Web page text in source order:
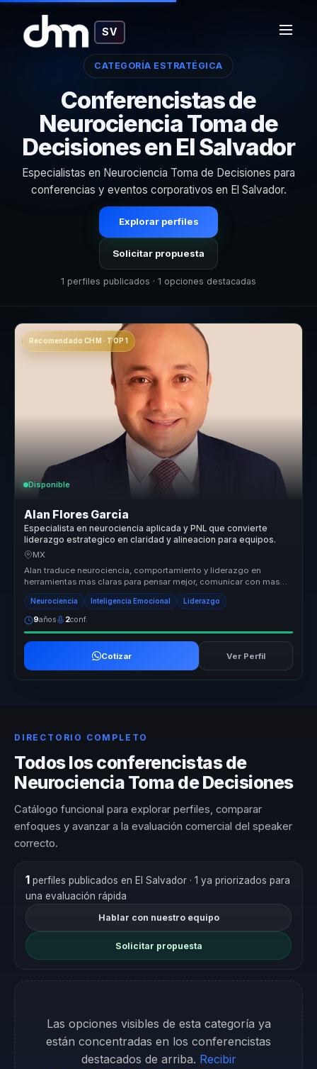
SV
CATEGORÍA ESTRATÉGICA
Conferencistas de
Neurociencia Toma de
Decisiones en El Salvador
Especialistas en Neurociencia Toma de Decisiones para
conferencias y eventos corporativos en El Salvador.
Explorar perfiles
Solicitar propuesta
1 perfiles publicados · 1 opciones destacadas
Recomendado CHM · TOP 1
Disponible
Alan Flores Garcia
Especialista en neurociencia aplicada y PNL que convierte
liderazgo estrategico en claridad y alineacion para equipos.
MX
Alan traduce neurociencia, comportamiento y liderazgo en
herramientas mas claras para pensar mejor, comunicar con mas
criterio y tomar de...
Neurociencia Inteligencia Emocional Liderazgo
9años 2conf.
Cotizar Ver Perfil
DIRECTORIO COMPLETO
Todos los conferencistas de
Neurociencia Toma de Decisiones
Catálogo funcional para explorar perfiles, comparar
enfoques y avanzar a la evaluación comercial del speaker
correcto.
1 perfiles publicados en El Salvador · 1 ya priorizados para
una evaluación rápida
Hablar con nuestro equipo
Solicitar propuesta
Las opciones visibles de esta categoría ya
están concentradas en los conferencistas
destacados de arriba. Recibir